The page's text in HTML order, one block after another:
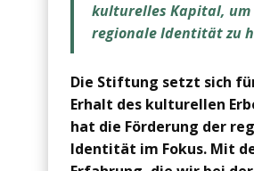
kulturelles Kapital, um
regionale Identität zu
Die Stiftung setzt sich
Erhalt des kulturellen
hat die Förderung der
Identität im Fokus. Mit